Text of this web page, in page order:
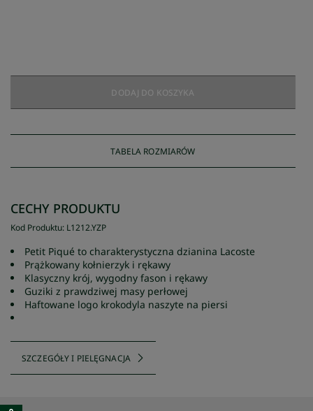
DODAJ DO KOSZYKA
TABELA ROZMIARÓW
CECHY PRODUKTU
Kod Produktu: L1212.YZP
Petit Piqué to charakterystyczna dzianina Lacoste
Prążkowany kołnierzyk i rękawy
Klasyczny krój, wygodny fason i rękawy
Guziki z prawdziwej masy perłowej
Haftowane logo krokodyla naszyte na piersi
SZCZEGÓŁY I PIELĘGNACJA